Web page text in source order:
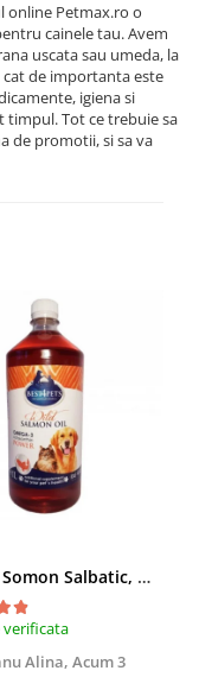
online Petmax.ro o
cainele tau. Avem
uscata sau umeda, la
de importanta este
igiena si
timpul. Tot ce trebuie sa
de promotii, si sa va
Ulei de Somon Salbatic, câini și pisici, piele si blană, BEST4PETS, 1l
verificata
Alina, Acum 3